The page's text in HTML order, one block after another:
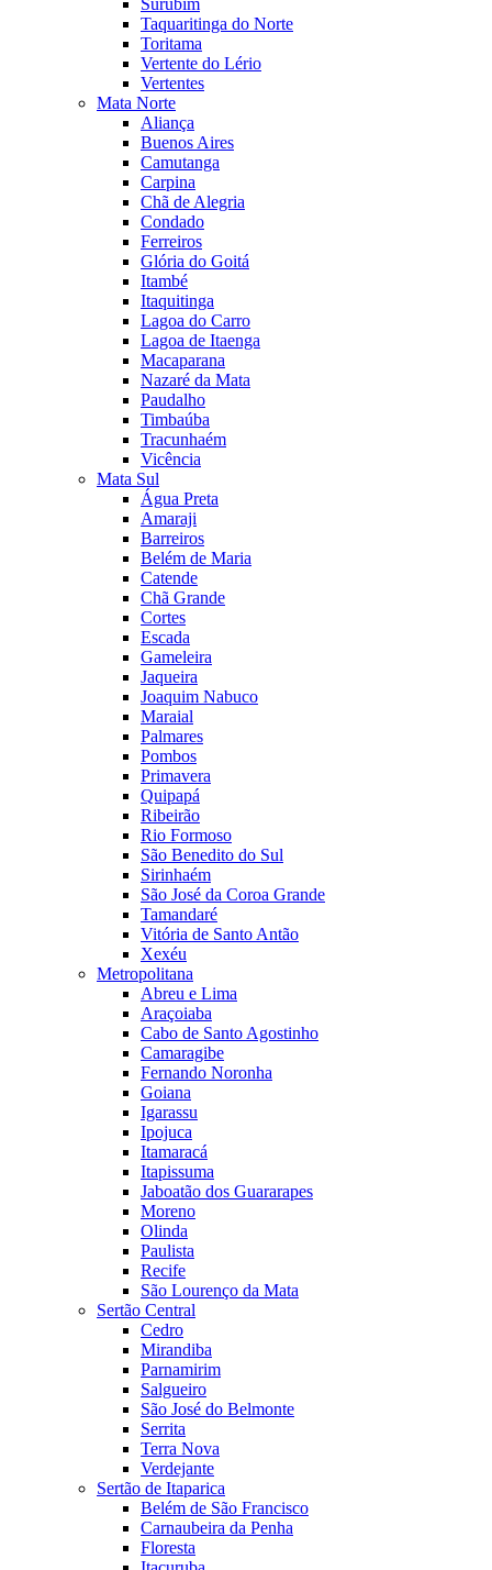
Surubim
Taquaritinga do Norte
Toritama
Vertente do Lério
Vertentes
Mata Norte
Aliança
Buenos Aires
Camutanga
Carpina
Chã de Alegria
Condado
Ferreiros
Glória do Goitá
Itambé
Itaquitinga
Lagoa do Carro
Lagoa de Itaenga
Macaparana
Nazaré da Mata
Paudalho
Timbaúba
Tracunhaém
Vicência
Mata Sul
Água Preta
Amaraji
Barreiros
Belém de Maria
Catende
Chã Grande
Cortes
Escada
Gameleira
Jaqueira
Joaquim Nabuco
Maraial
Palmares
Pombos
Primavera
Quipapá
Ribeirão
Rio Formoso
São Benedito do Sul
Sirinhaém
São José da Coroa Grande
Tamandaré
Vitória de Santo Antão
Xexéu
Metropolitana
Abreu e Lima
Araçoiaba
Cabo de Santo Agostinho
Camaragibe
Fernando Noronha
Goiana
Igarassu
Ipojuca
Itamaracá
Itapissuma
Jaboatão dos Guararapes
Moreno
Olinda
Paulista
Recife
São Lourenço da Mata
Sertão Central
Cedro
Mirandiba
Parnamirim
Salgueiro
São José do Belmonte
Serrita
Terra Nova
Verdejante
Sertão de Itaparica
Belém de São Francisco
Carnaubeira da Penha
Floresta